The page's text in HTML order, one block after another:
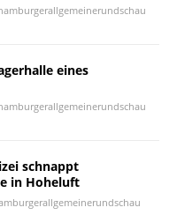
eines
schnappt
in Hoheluft